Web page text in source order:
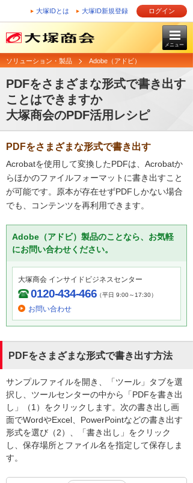
大塚IDとは 大塚ID新規登録 ログイン
メニュー
ソリューション・製品 Adobe（アドビ）
PDFをさまざまな形式で書き出す
ことはできますか
大塚商会のPDF活用レシピ
PDFをさまざまな形式で書き出す
Acrobatを使用して変換したPDFは、Acrobatか
らほかのファイルフォーマットに書き出すこと
が可能です。原本が存在せずPDFしかない場合
でも、コンテンツを再利用できます。
Adobe（アドビ）製品のことなら、お気軽
にお問い合わせください。
大塚商会 インサイドビジネスセンター
0120-434-466（平日 9:00～17:30）
お問い合わせ
PDFをさまざまな形式で書き出す方法
サンプルファイルを開き、「ツール」タブを選
択し、ツールセンターの中から「PDFを書き出
し」（1）をクリックします。次の書き出し画
面でWordやExcel、PowerPointなどの書き出す
形式を選び（2）、「書き出し」をクリック
し、保存場所とファイル名を指定して保存しま
す。